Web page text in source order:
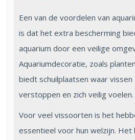
Een van de voordelen van
is dat het extra bescherming
aquarium door een veilige
Aquariumdecoratie, zoals
biedt schuilplaatsen waar vissen
verstoppen en zich veilig voelen.
Voor veel vissoorten is het
essentieel voor hun welzijn. Het